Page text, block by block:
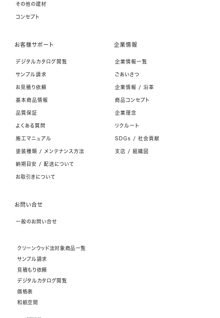
その他の建材
コンセプト
お客様サポート
デジタルカタログ閲覧
サンプル請求
お見積り依頼
基本商品情報
品質保証
よくある質問
施工マニュアル
塗装種類 / メンテナンス方法
納期目安 / 配送について
お取引きについて
企業情報
企業情報一覧
ごあいさつ
企業情報 / 沿革
商品コンセプト
企業理念
リクルート
SDGs / 社会貢献
支店 / 組織図
お問い合せ
一般のお問い合せ
クリーンウッド法対象商品一覧
サンプル請求
見積もり依頼
デジタルカタログ閲覧
価格表
和紙空間